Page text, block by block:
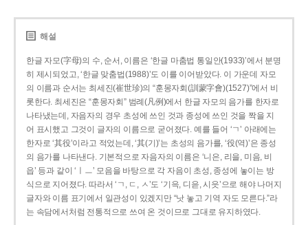
해설
한글 자모(字母)의 수, 순서, 이름은 ‘한글 마춤법 통일안(1933)’에서 분명
히 제시되었고, ‘한글 맞춤법(1988)’도 이를 이어받았다. 이 가운데 자모
의 이름과 순서는 최세진(崔世珍)의 “훈몽자회(訓蒙字會)(1527)”에서 비
롯한다. 최세진은 “훈몽자회” 범례(凡例)에서 한글 자모의 음가를 한자로
나타냈는데, 자음자의 경우 초성에 쓰인 것과 종성에 쓰인 것을 짝을 지
어 표시했고 그것이 글자의 이름으로 굳어졌다. 예를 들어 ‘ㄱ’ 아래에는
한자로 ‘其役’이라고 적었는데, ‘其(기)’는 초성의 음가를, ‘役(역)’은 종성
의 음가를 나타낸다. 기본적으로 자음자의 이름은 ‘니은, 리을, 미음, 비
읍’ 등과 같이 ‘ㅣㅡ’ 모음을 바탕으로 각 자음이 초성, 종성에 놓이는 방
식으로 지어졌다. 따라서 ‘ㄱ, ㄷ, ㅅ’도 ‘기윽, 디읃, 시읏’으로 해야 나머지
글자와 이름 표기에서 일관성이 있겠지만 “낫 놓고 기역 자도 모른다.”라
는 속담에서처럼 전통적으로 쓰여 온 것이므로 그대로 유지하였다.